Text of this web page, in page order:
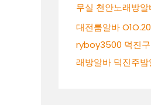
무실 천안노래방알
대전룸알바
ryboy3500 덕진
래방알바 덕진주밤